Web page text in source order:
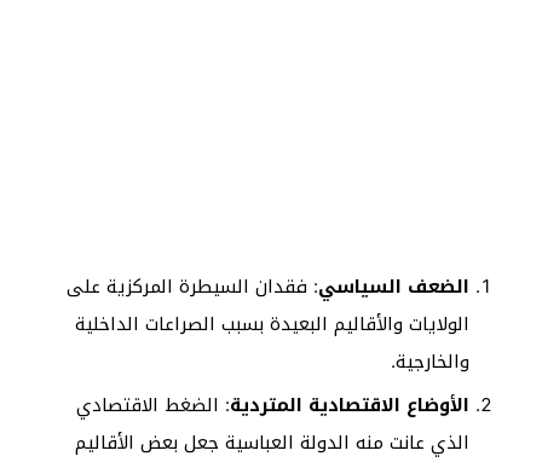
الضعف السياسي: فقدان السيطرة المركزية على
الولايات والأقاليم البعيدة بسبب الصراعات الداخلية
والخارجية.
الأوضاع الاقتصادية المتردية: الضغط الاقتصادي
الذي عانت منه الدولة العباسية جعل بعض الأقاليم